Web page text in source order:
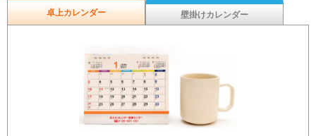
卓上カレンダー 壁掛けカレンダー